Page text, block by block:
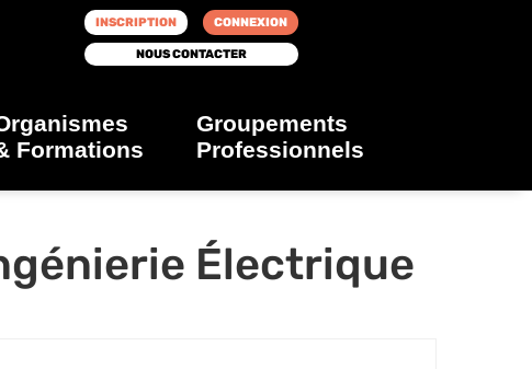
INSCRIPTION CONNEXION
NOUS CONTACTER
Formations
Groupements
Professionnels
Électrique